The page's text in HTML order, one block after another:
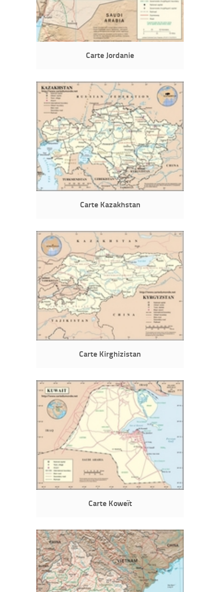
Carte Jordanie
Carte Kazakhstan
Carte Kirghizistan
Carte Koweït